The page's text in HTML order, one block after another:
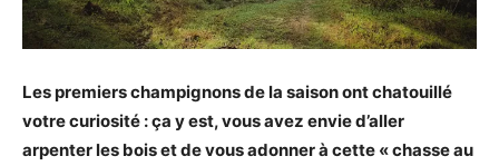
Les premiers champignons de la saison ont chatouillé
votre curiosité : ça y est, vous avez envie d’aller
arpenter les bois et de vous adonner à cette « chasse au